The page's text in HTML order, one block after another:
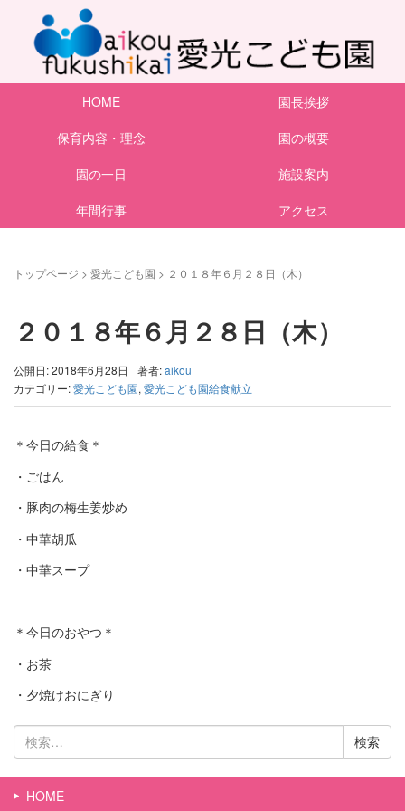
HOME
園長挨拶
保育内容・理念
園の概要
園の一日
施設案内
年間行事
アクセス
トップページ > 愛光こども園 > ２０１８年６月２８日（木）
２０１８年６月２８日（木）
公開日: 2018年6月28日 著者:aikou
カテゴリー:愛光こども園, 愛光こども園給食献立
＊今日の給食＊
・ごはん
・豚肉の梅生姜炒め
・中華胡瓜
・中華スープ
＊今日のおやつ＊
・お茶
・夕焼けおにぎり
検
索:
HOME